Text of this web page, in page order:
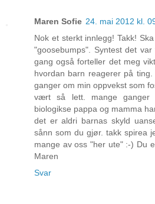
Maren Sofie 24. mai 2012 kl.
Nok et sterkt innlegg! Takk!
"goosebumps". Syntest det
gang også forteller det meg
hvordan barn reagerer på
ganger om min oppvekst som
vært så lett. mange
biologikse pappa og mamma
det er aldri barnas skyld
sånn som du gjør. takk spirea
mange av oss "her ute" :-) Du
Maren
Svar